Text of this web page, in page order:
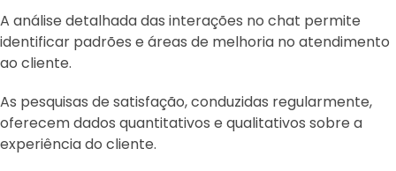
A análise detalhada das interações no chat permite
identificar padrões e áreas de melhoria no atendimento
ao cliente.
As pesquisas de satisfação, conduzidas regularmente,
oferecem dados quantitativos e qualitativos sobre a
experiência do cliente.